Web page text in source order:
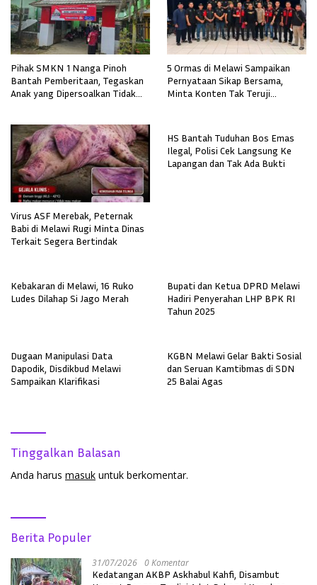
Pihak SMKN 1 Nanga Pinoh
Bantah Pemberitaan, Tegaskan
Anak yang Dipersoalkan Tidak
5 Ormas di Melawi Sampaikan
Pernyataan Sikap Bersama,
Minta Konten Tak Teruji
Virus ASF Merebak, Peternak
Babi di Melawi Rugi Minta Dinas
Terkait Segera Bertindak
HS Bantah Tuduhan Bos Emas
Ilegal, Polisi Cek Langsung Ke
Lapangan dan Tak Ada Bukti
Kebakaran di Melawi, 16 Ruko
Ludes Dilahap Si Jago Merah
Bupati dan Ketua DPRD Melawi
Hadiri Penyerahan LHP BPK RI
Tahun 2025
Dugaan Manipulasi Data
Dapodik, Disdikbud Melawi
Sampaikan Klarifikasi
KGBN Melawi Gelar Bakti Sosial
dan Seruan Kamtibmas di SDN
25 Balai Agas
Tinggalkan Balasan
Anda harus masuk untuk berkomentar.
Berita Populer
31/07/2026 0 Komentar
Kedatangan AKBP Askhabul Kahfi, Disambut